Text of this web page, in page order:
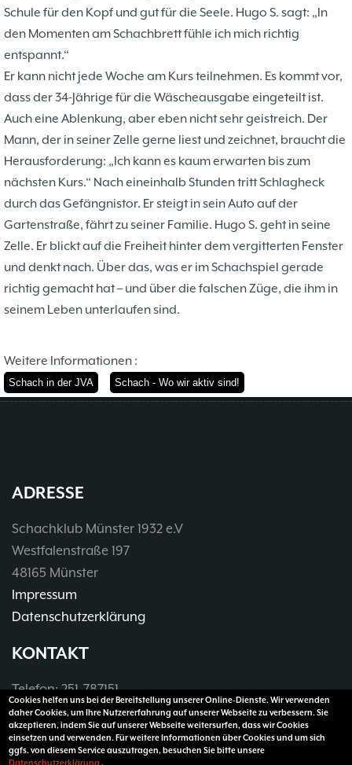
Schule für den Kopf und gut für die Seele. Hugo S. sagt: „In
den Momenten am Schachbrett fühle ich mich richtig
entspannt.“
Er kann nicht jede Woche am Kurs teilnehmen. Es kommt vor,
dass der 34-Jährige für die Wäscheausgabe eingeteilt ist.
Auch eine Ablenkung, aber eben nicht sehr geistreich. Der
Mann, der in seiner Zelle gerne liest und zeichnet, braucht die
Herausforderung: „Ich kann es kaum erwarten bis zum
nächsten Kurs.“ Nach eineinhalb Stunden tritt Schlagheck
durch das Gefängnistor. Er steigt in sein Auto auf der
Gartenstraße, fährt zu seiner Familie. Hugo S. geht in seine
Zelle. Er blickt auf die Freiheit hinter dem vergitterten Fenster
und denkt nach. Über das, was er im Schachspiel gerade
richtig gemacht hat – und über die falschen Züge, die ihm in
seinem Leben unterlaufen sind.
Weitere Informationen :
Schach in der JVA Schach - Wo wir aktiv sind!
ADRESSE
Schachklub Münster 1932 e.V
Westfalenstraße 197
48165 Münster
Impressum
Datenschutzerklärung
KONTAKT
Telefon: 251-787151
Telefax: 251-3907990
E-Mail:vorsitzender@sk32.de
Cookies helfen uns bei der Bereitstellung unserer Online-Dienste. Wir verwenden
daher Cookies, um Ihre Nutzererfahrung auf unserer Webseite zu verbessern. Sie
akzeptieren, indem Sie auf unserer Webseite weitersurfen, dass wir Cookies
einsetzen und verwenden. Für weitere Informationen über Cookies und um sich
ggfs. von diesem Service auszutragen, besuchen Sie bitte unsere
Datenschutzerklärung .